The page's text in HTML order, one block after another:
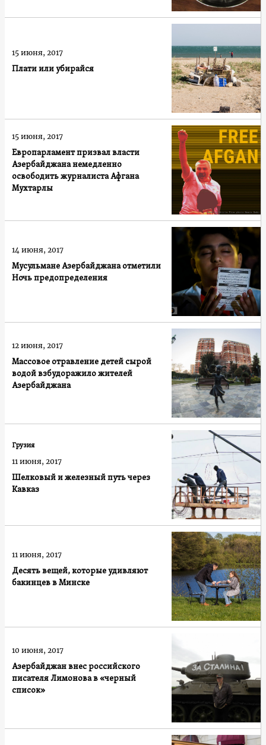
Плати или убирайся
15 июня, 2017
Европарламент призвал власти
Азербайджана немедленно
освободить журналиста Афгана
Мухтарлы
15 июня, 2017
Мусульмане Азербайджана отметили
Ночь предопределения
14 июня, 2017
Массовое отравление детей сырой
водой взбудоражило жителей
Азербайджана
12 июня, 2017
Шелковый и железный путь через
Кавказ
Грузия
11 июня, 2017
Десять вещей, которые удивляют
бакинцев в Минске
11 июня, 2017
Азербайджан внес российского
писателя Лимонова в «черный
список»
10 июня, 2017